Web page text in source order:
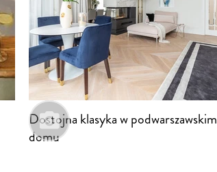
Dostojna klasyka w podwarszawskim
domu